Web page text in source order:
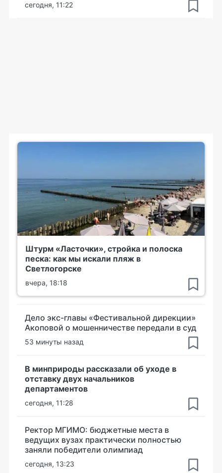
сегодня, 11:22
Штурм «Ласточки», стройка и полоска
песка: как мы искали пляж в
Светлогорске
вчера, 18:18
Дело экс-главы «Фестивальной дирекции»
Акоповой о мошенничестве передали в суд
53 минуты назад
В минприроды рассказали об уходе в
отставку двух начальников
департаментов
сегодня, 11:28
Ректор МГИМО: бюджетные места в
ведущих вузах практически полностью
заняли победители олимпиад
сегодня, 13:23